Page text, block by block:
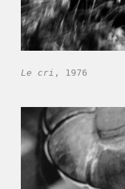
Le cri , 1976